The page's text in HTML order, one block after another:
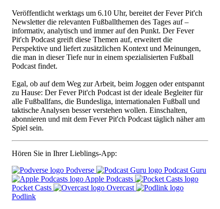
Veröffentlicht werktags um 6.10 Uhr, bereitet der Fever Pit'ch
Newsletter die relevanten Fußballthemen des Tages auf –
informativ, analytisch und immer auf den Punkt. Der Fever
Pit'ch Podcast greift diese Themen auf, erweitert die
Perspektive und liefert zusätzlichen Kontext und Meinungen,
die man in dieser Tiefe nur in einem spezialisierten Fußball
Podcast findet.
Egal, ob auf dem Weg zur Arbeit, beim Joggen oder entspannt
zu Hause: Der Fever Pit'ch Podcast ist der ideale Begleiter für
alle Fußballfans, die Bundesliga, internationalen Fußball und
taktische Analysen besser verstehen wollen. Einschalten,
abonnieren und mit dem Fever Pit'ch Podcast täglich näher am
Spiel sein.
Hören Sie in Ihrer Lieblings-App:
Podverse
Podcast Guru
Apple Podcasts
Pocket Casts
Overcast
Podlink